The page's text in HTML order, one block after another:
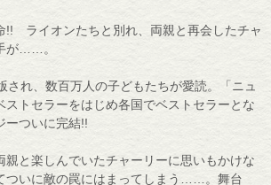
!! ライオンたちと別れ、両親と再会したチャ
が……。
れ、数百万人の子どもたちが愛読。「ニュ
ストセラーをはじめ各国でベストセラーとな
ーついに完結!!
と楽しんでいたチャーリーに思いもかけな
ついに敵の罠にはまってしまう……。舞台